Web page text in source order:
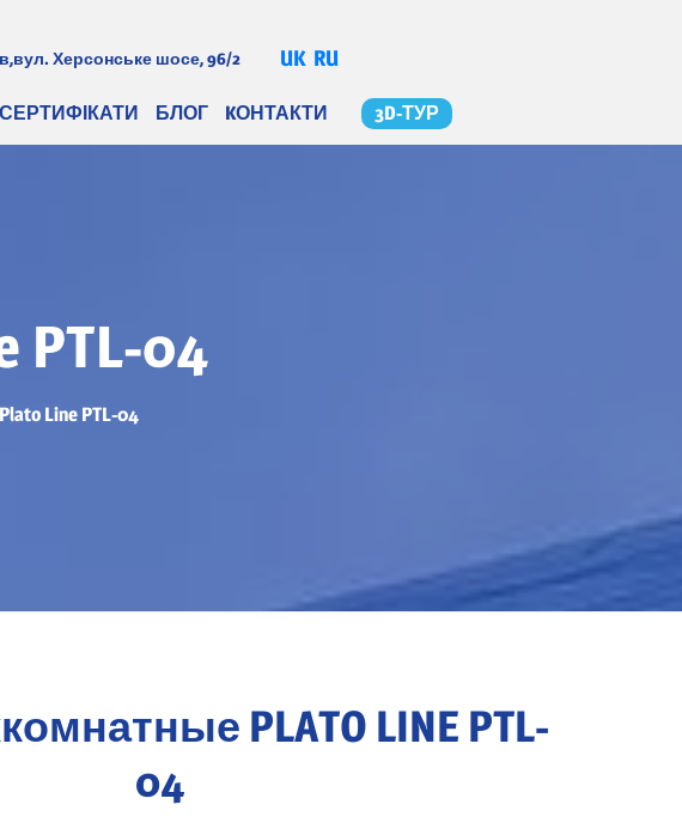
вул. Херсонське шосе, 96/2 RU
UK
СЕРТИФІКАТИ БЛОГ KОНТАКТИ 3D-ТУР
PTL-04
Plato Line PTL-04
PLATO LINE PTL-
04